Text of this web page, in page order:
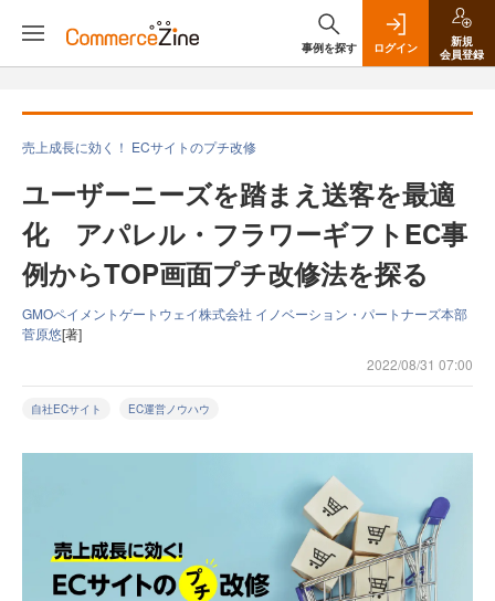
事例を探す ログイン
新規
会員登録
売上成長に効く！ ECサイトのプチ改修
ユーザーニーズを踏まえ送客を最適
化 アパレル・フラワーギフトEC事
例からTOP画面プチ改修法を探る
GMOペイメントゲートウェイ株式会社 イノベーション・パートナーズ本部
菅原悠[著]
2022/08/31 07:00
自社ECサイト EC運営ノウハウ